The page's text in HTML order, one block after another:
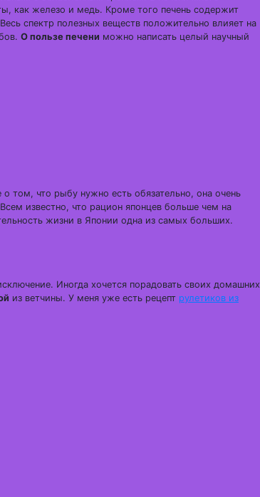
как железо и медь. Кроме того печень содержит
спектр полезных веществ положительно влияет на
О пользе печени можно написать целый научный
том, что рыбу нужно есть обязательно, она очень
известно, что рацион японцев больше чем на
жизни в Японии одна из самых больших.
Иногда хочется порадовать своих домашних
из ветчины. У меня уже есть рецепт рулетиков из